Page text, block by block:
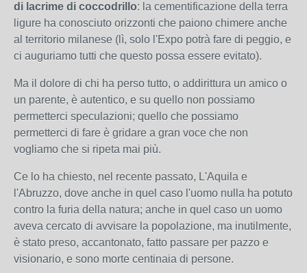
di lacrime di coccodrillo: la cementificazione della terra
ligure ha conosciuto orizzonti che paiono chimere anche
al territorio milanese (lì, solo l'Expo potrà fare di peggio, e
ci auguriamo tutti che questo possa essere evitato).
Ma il dolore di chi ha perso tutto, o addirittura un amico o
un parente, è autentico, e su quello non possiamo
permetterci speculazioni; quello che possiamo
permetterci di fare è gridare a gran voce che non
vogliamo che si ripeta mai più.
Ce lo ha chiesto, nel recente passato, L'Aquila e
l'Abruzzo, dove anche in quel caso l'uomo nulla ha potuto
contro la furia della natura; anche in quel caso un uomo
aveva cercato di avvisare la popolazione, ma inutilmente,
è stato preso, accantonato, fatto passare per pazzo e
visionario, e sono morte centinaia di persone.